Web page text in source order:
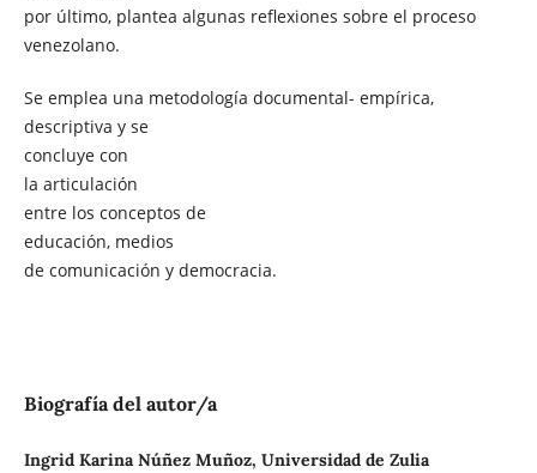
por último, plantea algunas reflexiones sobre el proceso
venezolano.
Se emplea una metodología documental- empírica,
descriptiva y se
concluye con
la articulación
entre los conceptos de
educación, medios
de comunicación y democracia.
Biografía del autor/a
Ingrid Karina Núñez Muñoz, Universidad de Zulia